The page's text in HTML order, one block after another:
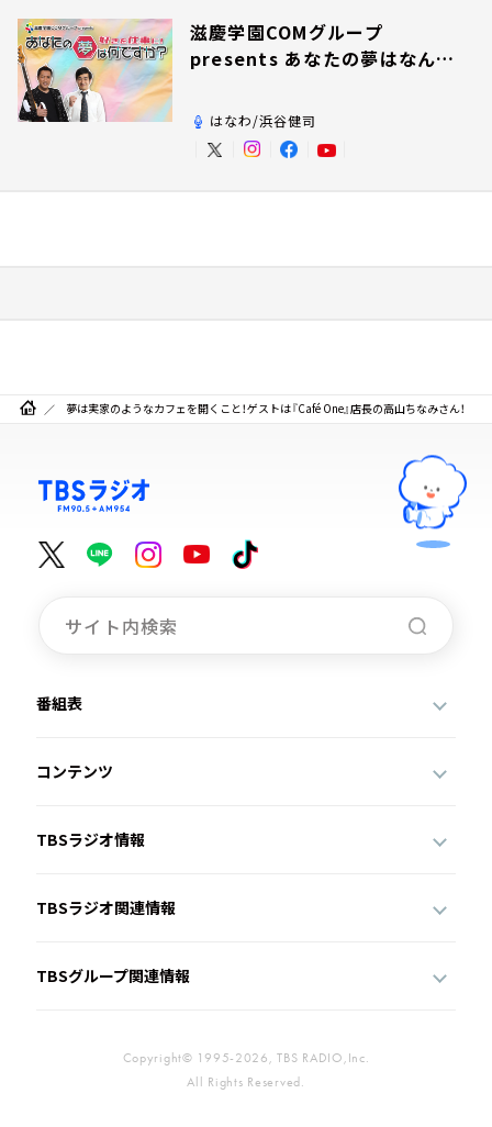
滋慶学園COMグループ
presents あなたの夢はなんで
はなわ/浜谷健司
夢は実家のようなカフェを開くこと！ゲストは『Café One』店長の高山ちなみさん！
番組表
コンテンツ
TBSラジオ情報
TBSラジオ関連情報
TBSグループ関連情報
Copyright© 1995-2026, TBS RADIO,Inc.
All Rights Reserved.